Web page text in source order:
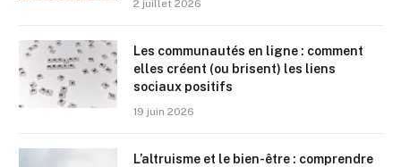
2 juillet 2026
Les communautés en ligne : comment
elles créent (ou brisent) les liens
sociaux positifs
19 juin 2026
L’altruisme et le bien-être : comprendre